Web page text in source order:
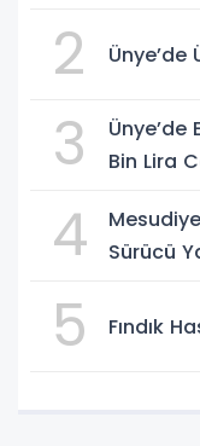
2 Ünye’de
3
Ünye’de
Bin Lira
4
Sürücü
5 Fındık